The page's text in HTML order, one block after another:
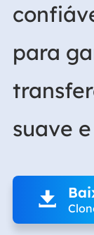
para
suave
